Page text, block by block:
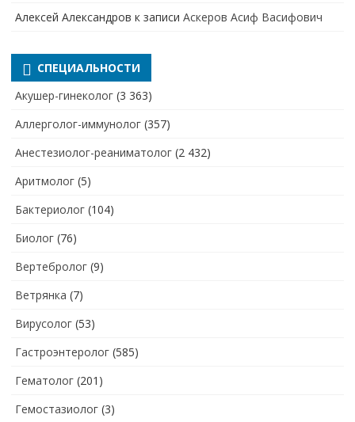
Алексей Александров к записи Аскеров Асиф Васифович
СПЕЦИАЛЬНОСТИ
Акушер-гинеколог (3 363)
Аллерголог-иммунолог (357)
Анестезиолог-реаниматолог (2 432)
Аритмолог (5)
Бактериолог (104)
Биолог (76)
Вертебролог (9)
Ветрянка (7)
Вирусолог (53)
Гастроэнтеролог (585)
Гематолог (201)
Гемостазиолог (3)